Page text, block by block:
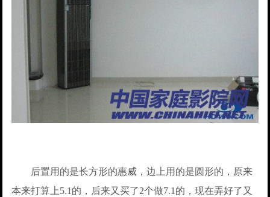
后置用的是长方形的惠威，边上用的是圆形的，原来
本来打算上5.1的，后来又买了2个做7.1的，现在弄好了又